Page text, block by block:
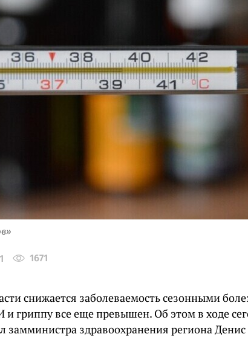
1 1671
снижается заболеваемость сезонными
и гриппу все еще превышен. Об этом в ходе
замминистра здравоохранения региона